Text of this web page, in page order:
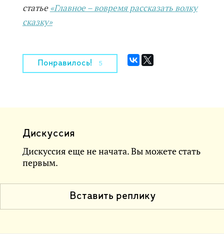
статье«Главное – вовремя рассказать волку
сказку»
Понравилось! 5
Дискуссия
Дискуссия еще не начата. Вы можете стать
первым.
Вставить реплику